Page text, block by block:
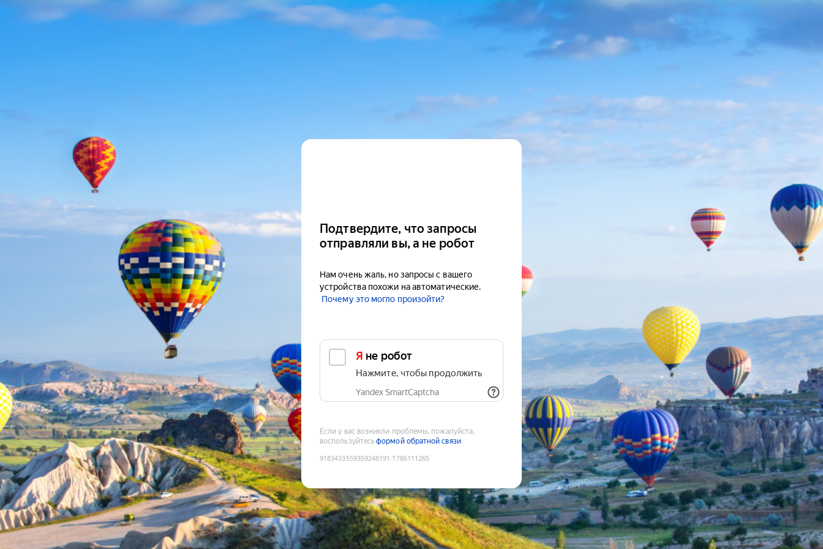
Подтвердите, что запросы
отправляли вы, а не робот
Нам очень жаль, но запросы с вашего
устройства похожи на автоматические.
Почему это могло произойти?
Я не робот
Нажмите, чтобы продолжить
Yandex SmartCaptcha
Если у вас возникли проблемы, пожалуйста,
воспользуйтесьформой обратной связи
9183433559359248191 :1786111265